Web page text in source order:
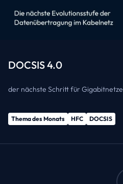
DOCSIS 4.0
der nächste Schritt für Gigabitnetze
Thema des Monats HFC DOCSIS